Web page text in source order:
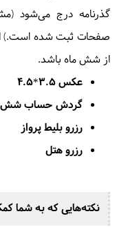
گذرنامه درج می‌شود
صفحات ثبت شده است.)
از شش ماه باشد.
عکس 3.5*4.5
گردش حساب شش
رزرو بلیط پرواز
رزرو هتل
نکته‌هایی که به شما